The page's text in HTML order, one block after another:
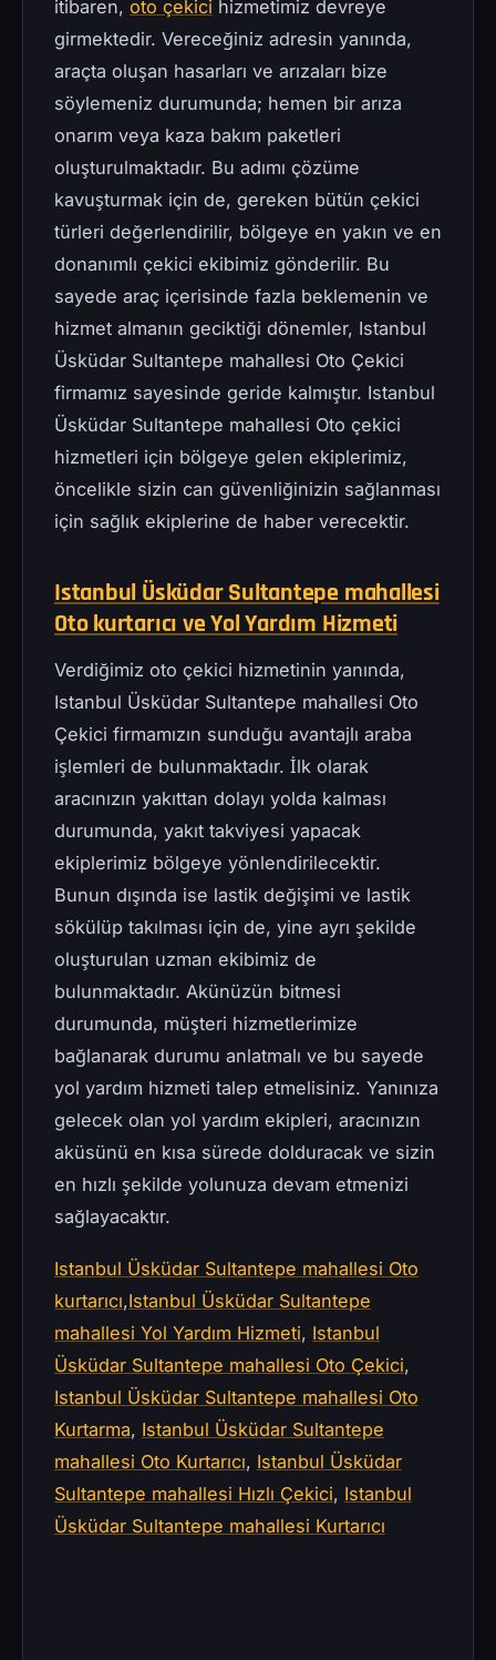
itibaren, oto çekici hizmetimiz devreye
girmektedir. Vereceğiniz adresin yanında,
araçta oluşan hasarları ve arızaları bize
söylemeniz durumunda; hemen bir arıza
onarım veya kaza bakım paketleri
oluşturulmaktadır. Bu adımı çözüme
kavuşturmak için de, gereken bütün çekici
türleri değerlendirilir, bölgeye en yakın ve en
donanımlı çekici ekibimiz gönderilir. Bu
sayede araç içerisinde fazla beklemenin ve
hizmet almanın geciktiği dönemler, Istanbul
Üsküdar Sultantepe mahallesi Oto Çekici
firmamız sayesinde geride kalmıştır. Istanbul
Üsküdar Sultantepe mahallesi Oto çekici
hizmetleri için bölgeye gelen ekiplerimiz,
öncelikle sizin can güvenliğinizin sağlanması
için sağlık ekiplerine de haber verecektir.
Istanbul Üsküdar Sultantepe mahallesi
Oto kurtarıcı ve Yol Yardım Hizmeti
Verdiğimiz oto çekici hizmetinin yanında,
Istanbul Üsküdar Sultantepe mahallesi Oto
Çekici firmamızın sunduğu avantajlı araba
işlemleri de bulunmaktadır. İlk olarak
aracınızın yakıttan dolayı yolda kalması
durumunda, yakıt takviyesi yapacak
ekiplerimiz bölgeye yönlendirilecektir.
Bunun dışında ise lastik değişimi ve lastik
sökülüp takılması için de, yine ayrı şekilde
oluşturulan uzman ekibimiz de
bulunmaktadır. Akünüzün bitmesi
durumunda, müşteri hizmetlerimize
bağlanarak durumu anlatmalı ve bu sayede
yol yardım hizmeti talep etmelisiniz. Yanınıza
gelecek olan yol yardım ekipleri, aracınızın
aküsünü en kısa sürede dolduracak ve sizin
en hızlı şekilde yolunuza devam etmenizi
sağlayacaktır.
Istanbul Üsküdar Sultantepe mahallesi Oto
kurtarıcı,Istanbul Üsküdar Sultantepe
mahallesi Yol Yardım Hizmeti, Istanbul
Üsküdar Sultantepe mahallesi Oto Çekici,
Istanbul Üsküdar Sultantepe mahallesi Oto
Kurtarma, Istanbul Üsküdar Sultantepe
mahallesi Oto Kurtarıcı, Istanbul Üsküdar
Sultantepe mahallesi Hızlı Çekici, Istanbul
Üsküdar Sultantepe mahallesi Kurtarıcı